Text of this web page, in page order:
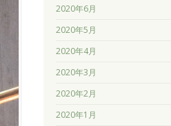
2020年6月
2020年5月
2020年4月
2020年3月
2020年2月
2020年1月